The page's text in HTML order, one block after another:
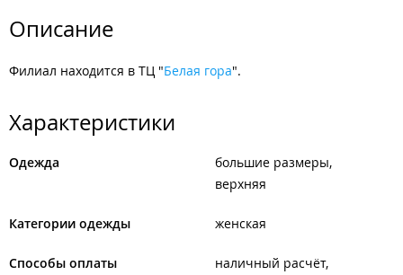
Описание
Филиал находится в ТЦ "Белая гора".
Характеристики
Одежда
большие размеры
верхняя
Категории одежды женская
Способы оплаты
наличный расчёт